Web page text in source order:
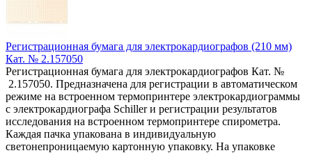
Регистрационная бумага для электрокардиографов (210 мм)
Кат. № 2.157050
Регистрационная бумага для электрокардиографов Кат. №
2.157050. Предназначена для регистрации в автоматическом
режиме на встроенном термопринтере электрокардиограммы
с электрокардиографа Schiller и регистрации результатов
исследования на встроенном термопринтере спирометра.
Каждая пачка упакована в индивидуальную
светонепроницаемую картонную упаковку. На упаковке